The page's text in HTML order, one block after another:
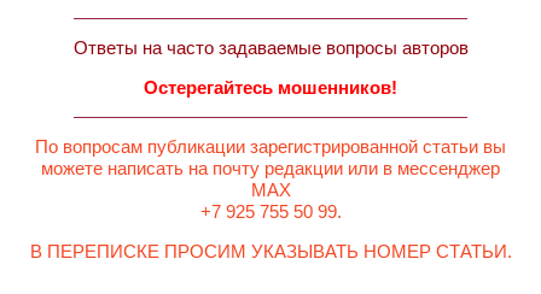
Ответы на часто задаваемые вопросы авторов
Остерегайтесь мошенников!
По вопросам публикации зарегистрированной статьи вы
можете написать на почту редакции или в мессенджер
MAX
+7 925 755 50 99.
В ПЕРЕПИСКЕ ПРОСИМ УКАЗЫВАТЬ НОМЕР СТАТЬИ.